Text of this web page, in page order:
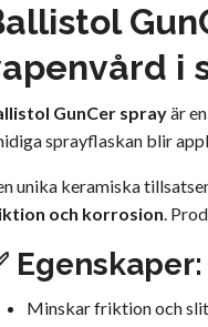
i
GunCer sprayär
sprayflaskan blir
unika keramiska
och korrosion.
Egenskaper:
Minskar friktion och